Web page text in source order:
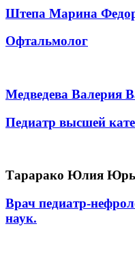
Штепа Марина
Офтальмолог
Медведева Валерия
Педиатр высшей
Тарарако Юлия
Врач педиатр-
наук.